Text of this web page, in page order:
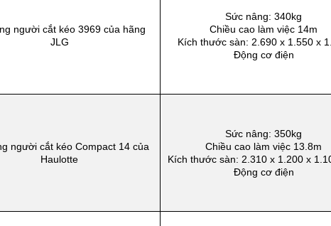
người cắt kéo 3969 của hãng
JLG
Sức nâng: 340kg
Chiều cao làm việc 14m
Kích thước sàn: 2.690 x 1.550 x
Động cơ điện
người cắt kéo Compact 14 của
Haulotte
Sức nâng: 350kg
Chiều cao làm việc 13.8m
Kích thước sàn: 2.310 x 1.200 x
Động cơ điện